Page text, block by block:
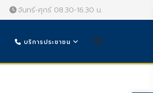
จันทร์-ศุกร์ 08.30-16.30 น.
บริการประชาชน